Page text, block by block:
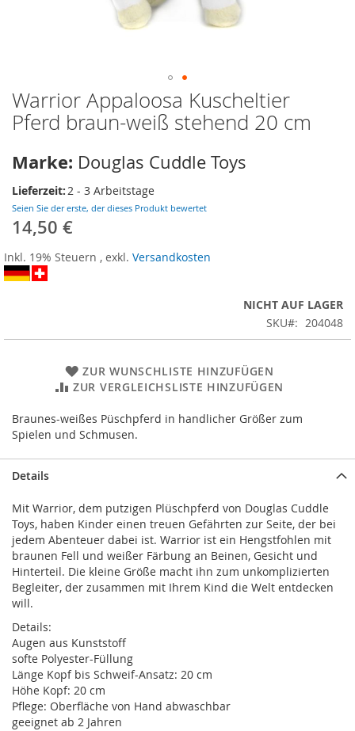
Zum
Anfang
der
springen
Warrior Appaloosa Kuscheltier
Pferd braun-weiß stehend 20 cm
Marke: Douglas Cuddle Toys
Lieferzeit:2 - 3 Arbeitstage
Seien Sie der erste, der dieses Produkt bewertet
14,50 €
Inkl. 19% Steuern , exkl. Versandkosten
NICHT AUF LAGER
SKU
204048
ZUR WUNSCHLISTE HINZUFÜGEN
ZUR VERGLEICHSLISTE HINZUFÜGEN
Braunes-weißes Püschpferd in handlicher Größer zum
Spielen und Schmusen.
Details
Mit Warrior, dem putzigen Plüschpferd von Douglas Cuddle
Toys, haben Kinder einen treuen Gefährten zur Seite, der bei
jedem Abenteuer dabei ist. Warrior ist ein Hengstfohlen mit
braunen Fell und weißer Färbung an Beinen, Gesicht und
Hinterteil. Die kleine Größe macht ihn zum unkomplizierten
Begleiter, der zusammen mit Ihrem Kind die Welt entdecken
will.
Details:
Augen aus Kunststoff
softe Polyester-Füllung
Länge Kopf bis Schweif-Ansatz: 20 cm
Höhe Kopf: 20 cm
Pflege: Oberfläche von Hand abwaschbar
geeignet ab 2 Jahren